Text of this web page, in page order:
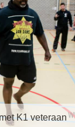
K1 veteraan